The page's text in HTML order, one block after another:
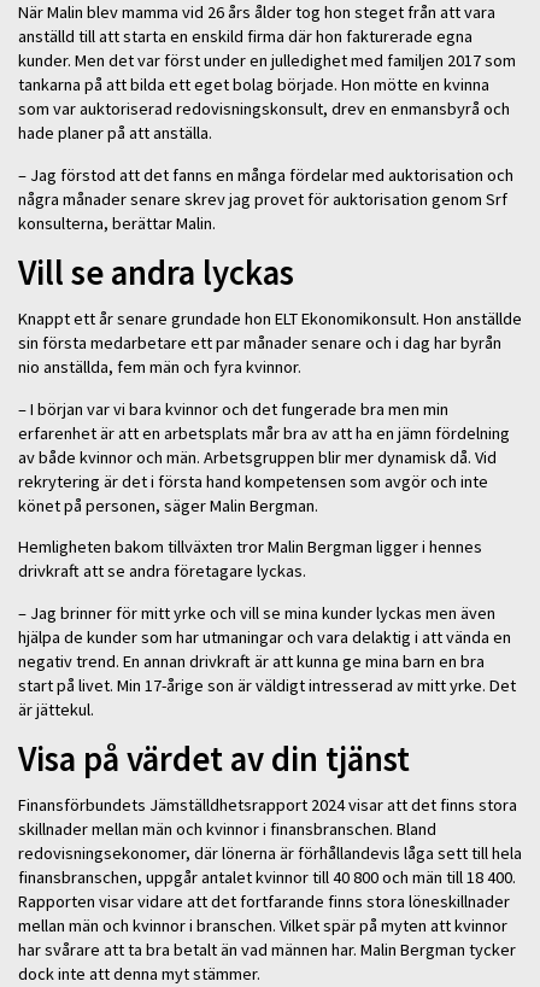
När Malin blev mamma vid 26 års ålder tog hon steget från att vara
anställd till att starta en enskild firma där hon fakturerade egna
kunder. Men det var först under en julledighet med familjen 2017 som
tankarna på att bilda ett eget bolag började. Hon mötte en kvinna
som var auktoriserad redovisningskonsult, drev en enmansbyrå och
hade planer på att anställa.
– Jag förstod att det fanns en många fördelar med auktorisation och
några månader senare skrev jag provet för auktorisation genom Srf
konsulterna, berättar Malin.
Vill se andra lyckas
Knappt ett år senare grundade hon ELT Ekonomikonsult. Hon anställde
sin första medarbetare ett par månader senare och i dag har byrån
nio anställda, fem män och fyra kvinnor.
– I början var vi bara kvinnor och det fungerade bra men min
erfarenhet är att en arbetsplats mår bra av att ha en jämn fördelning
av både kvinnor och män. Arbetsgruppen blir mer dynamisk då. Vid
rekrytering är det i första hand kompetensen som avgör och inte
könet på personen, säger Malin Bergman.
Hemligheten bakom tillväxten tror Malin Bergman ligger i hennes
drivkraft att se andra företagare lyckas.
– Jag brinner för mitt yrke och vill se mina kunder lyckas men även
hjälpa de kunder som har utmaningar och vara delaktig i att vända en
negativ trend. En annan drivkraft är att kunna ge mina barn en bra
start på livet. Min 17-årige son är väldigt intresserad av mitt yrke. Det
är jättekul.
Visa på värdet av din tjänst
Finansförbundets Jämställdhetsrapport 2024 visar att det finns stora
skillnader mellan män och kvinnor i finansbranschen. Bland
redovisningsekonomer, där lönerna är förhållandevis låga sett till hela
finansbranschen, uppgår antalet kvinnor till 40 800 och män till 18 400.
Rapporten visar vidare att det fortfarande finns stora löneskillnader
mellan män och kvinnor i branschen. Vilket spär på myten att kvinnor
har svårare att ta bra betalt än vad männen har. Malin Bergman tycker
dock inte att denna myt stämmer.